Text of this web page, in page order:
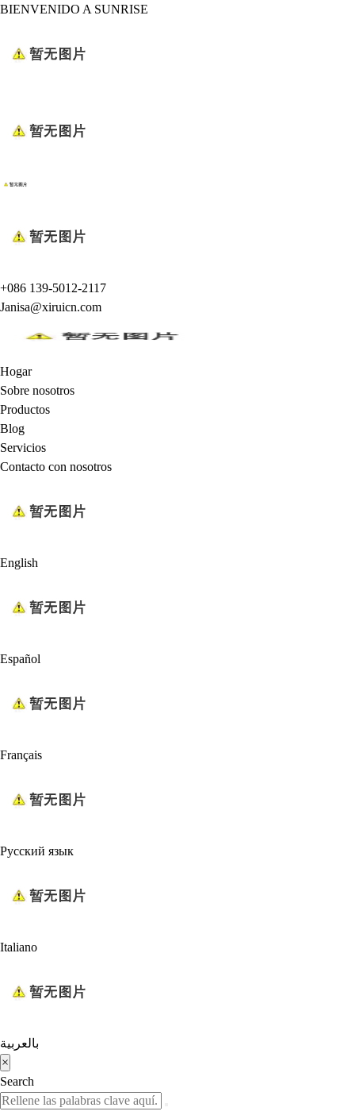
BIENVENIDO A SUNRISE
+086 139-5012-2117
Janisa@xiruicn.com
Hogar
Sobre nosotros
Productos
Blog
Servicios
Contacto con nosotros
English
Español
Français
Русский язык
Italiano
بالعربية
×
Search